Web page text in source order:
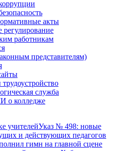
акты
работникам
представителям)
служба
о колледже
Указ № 498: новые
и действующих педагогов